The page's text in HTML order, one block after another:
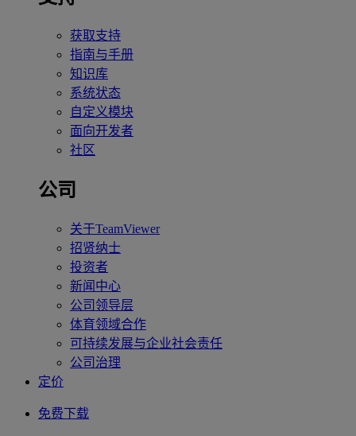
获取支持
指南与手册
知识库
系统状态
自定义模块
面向开发者
社区
公司
关于TeamViewer
招贤纳士
投资者
新闻中心
公司领导层
体育领域合作
可持续发展与企业社会责任
公司治理
定价
免费下载